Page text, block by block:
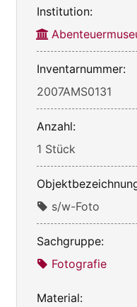
Institution:
Inventarnummer:
2007AMS0131
Anzahl:
1 Stück
s/w-Foto
Sachgruppe:
Fotografie
Material: